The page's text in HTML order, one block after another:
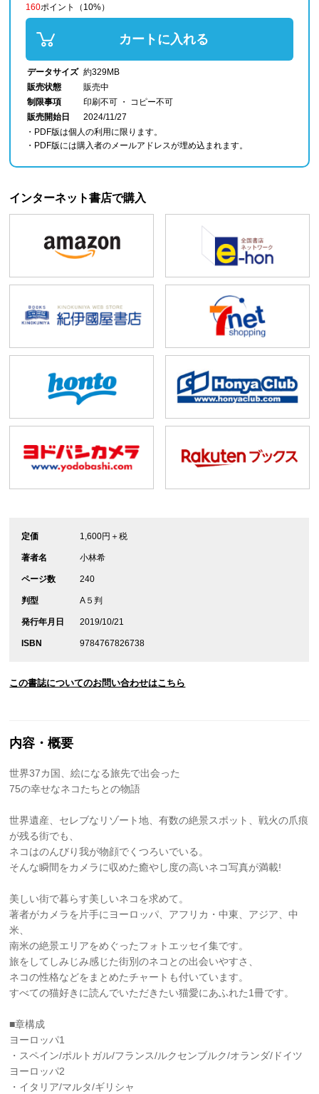
160ポイント （10%）
カートに入れる
データサイズ 約329MB
販売状態
販売中
制限事項
印刷不可 ・ コピー不可
販売開始日
2024/11/27
・PDF版は個人の利用に限ります。
・PDF版には購入者のメールアドレスが埋め込まれます。
インターネット書店で購入
定価 1,600円＋税
著者名 小林希
ページ数 240
判型 A５判
発行年月日 2019/10/21
ISBN 9784767826738
この書誌についてのお問い合わせはこちら
内容・概要
世界37カ国、絵になる旅先で出会った
75の幸せなネコたちとの物語
世界遺産、セレブなリゾート地、有数の絶景スポット、戦火の爪痕
が残る街でも、
ネコはのんびり我が物顔でくつろいでいる。
そんな瞬間をカメラに収めた癒やし度の高いネコ写真が満載!
美しい街で暮らす美しいネコを求めて。
著者がカメラを片手にヨーロッパ、アフリカ・中東、アジア、中
米、
南米の絶景エリアをめぐったフォトエッセイ集です。
旅をしてしみじみ感じた街別のネコとの出会いやすさ、
ネコの性格などをまとめたチャートも付いています。
すべての猫好きに読んでいただきたい猫愛にあふれた1冊です。
■章構成
ヨーロッパ1
・スペイン/ポルトガル/フランス/ルクセンブルク/オランダ/ドイツ
ヨーロッパ2
・イタリア/マルタ/ギリシャ